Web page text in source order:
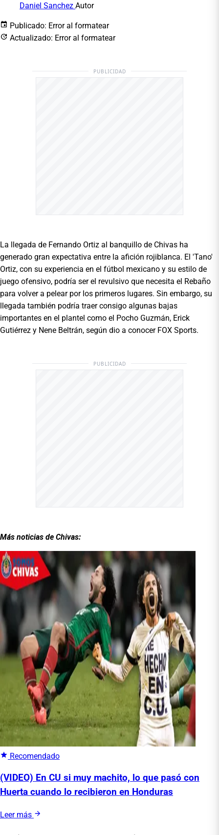
Daniel Sanchez Autor
Publicado: Error al formatear
Actualizado: Error al formatear
PUBLICIDAD
La llegada de Fernando Ortiz al banquillo de Chivas ha
generado gran expectativa entre la afición rojiblanca. El 'Tano'
Ortiz, con su experiencia en el fútbol mexicano y su estilo de
juego ofensivo, podría ser el revulsivo que necesita el Rebaño
para volver a pelear por los primeros lugares. Sin embargo, su
llegada también podría traer consigo algunas bajas
importantes en el plantel como el Pocho Guzmán, Erick
Gutiérrez y Nene Beltrán, según dio a conocer FOX Sports.
PUBLICIDAD
Más noticias de Chivas:
Recomendado
(VIDEO) En CU si muy machito, lo que pasó con
Huerta cuando lo recibieron en Honduras
Leer más